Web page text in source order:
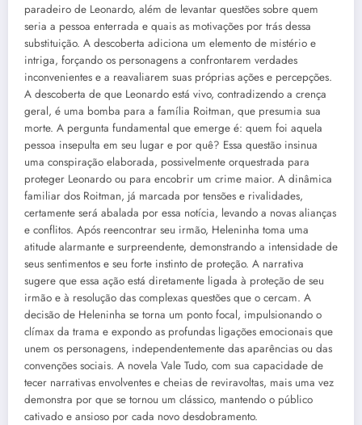
paradeiro de Leonardo, além de levantar questões sobre quem
seria a pessoa enterrada e quais as motivações por trás dessa
substituição. A descoberta adiciona um elemento de mistério e
intriga, forçando os personagens a confrontarem verdades
inconvenientes e a reavaliarem suas próprias ações e percepções.
A descoberta de que Leonardo está vivo, contradizendo a crença
geral, é uma bomba para a família Roitman, que presumia sua
morte. A pergunta fundamental que emerge é: quem foi aquela
pessoa insepulta em seu lugar e por quê? Essa questão insinua
uma conspiração elaborada, possivelmente orquestrada para
proteger Leonardo ou para encobrir um crime maior. A dinâmica
familiar dos Roitman, já marcada por tensões e rivalidades,
certamente será abalada por essa notícia, levando a novas alianças
e conflitos. Após reencontrar seu irmão, Heleninha toma uma
atitude alarmante e surpreendente, demonstrando a intensidade de
seus sentimentos e seu forte instinto de proteção. A narrativa
sugere que essa ação está diretamente ligada à proteção de seu
irmão e à resolução das complexas questões que o cercam. A
decisão de Heleninha se torna um ponto focal, impulsionando o
clímax da trama e expondo as profundas ligações emocionais que
unem os personagens, independentemente das aparências ou das
convenções sociais. A novela Vale Tudo, com sua capacidade de
tecer narrativas envolventes e cheias de reviravoltas, mais uma vez
demonstra por que se tornou um clássico, mantendo o público
cativado e ansioso por cada novo desdobramento.